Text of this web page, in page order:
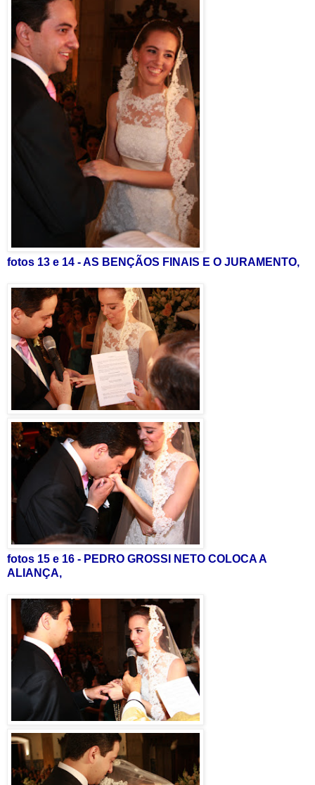
fotos 13 e 14 - AS BENÇÃOS FINAIS E O JURAMENTO,
fotos 15 e 16 - PEDRO GROSSI NETO COLOCA A
ALIANÇA,